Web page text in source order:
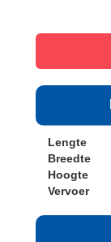
Lengte
Breedte
Hoogte
Vervoer